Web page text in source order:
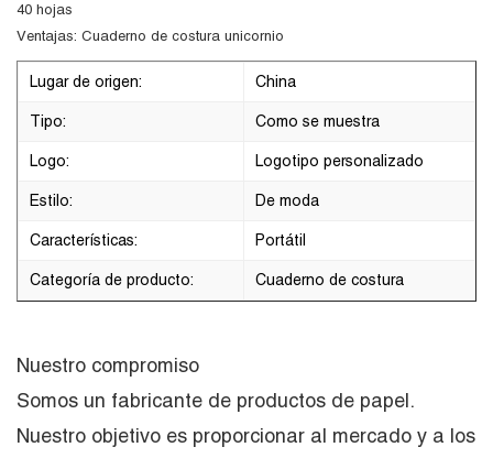
40 hojas
Ventajas: Cuaderno de costura unicornio
Lugar de origen: China
Tipo: Como se muestra
Logo: Logotipo personalizado
Estilo: De moda
Características: Portátil
Categoría de producto: Cuaderno de costura
Nuestro compromiso
Somos un fabricante de productos de papel.
Nuestro objetivo es proporcionar al mercado y a los